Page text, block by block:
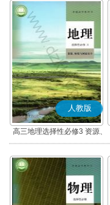
人教版
高三地理选择性必修3 资源、
环境与国家安全